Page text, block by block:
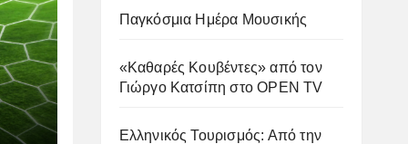
Παγκόσμια Ημέρα Μουσικής
«Καθαρές Κουβέντες» από τον
Γιώργο Κατσίπη στο OPEN TV
Ελληνικός Τουρισμός: Από την